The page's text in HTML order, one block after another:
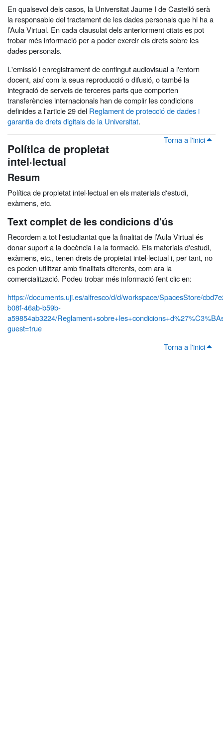
En qualsevol dels casos, la Universitat Jaume I de Castelló serà
la responsable del tractament de les dades personals que hi ha a
l’Aula Virtual. En cada clausulat dels anteriorment citats es pot
trobar més informació per a poder exercir els drets sobre les
dades personals.
L'emissió i enregistrament de contingut audiovisual a l'entorn
docent, així com la seua reproducció o difusió, o també la
integració de serveis de terceres parts que comporten
transferències internacionals han de complir les condicions
definides a l'article 29 del Reglament de protecció de dades i
garantia de drets digitals de la Universitat.
Torna a l'inici
Política de propietat
intel·lectual
Resum
Política de propietat intel·lectual en els materials d'estudi,
exàmens, etc.
Text complet de les condicions d'ús
Recordem a tot l'estudiantat que la finalitat de l’Aula Virtual és
donar suport a la docència i a la formació. Els materials d'estudi,
exàmens, etc., tenen drets de propietat intel·lectual i, per tant, no
es poden utilitzar amb finalitats diferents, com ara la
comercialització. Podeu trobar més informació fent clic en:
https://documents.uji.es/alfresco/d/d/workspace/SpacesStore/
b08f-46ab-b59b-
a59854ab3224/
guest=true
Torna a l'inici